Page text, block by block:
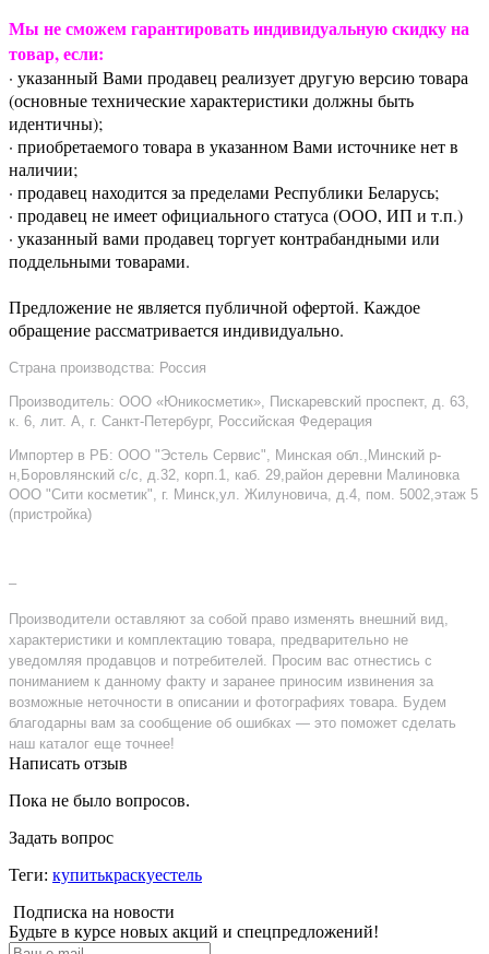
Мы не сможем гарантировать индивидуальную скидку на
товар, если:
· указанный Вами продавец реализует другую версию товара
(основные технические характеристики должны быть
идентичны);
· приобретаемого товара в указанном Вами источнике нет в
наличии;
· продавец находится за пределами Республики Беларусь;
· продавец не имеет официального статуса (ООО, ИП и т.п.)
· указанный вами продавец торгует контрабандными или
поддельными товарами.
Предложение не является публичной офертой. Каждое
обращение рассматривается индивидуально.
Страна производства: Россия
Производитель: ООО «Юникосметик», Пискаревский проспект, д. 63,
к. 6, лит. А, г. Санкт-Петербург, Российская Федерация
Импортер в РБ: ООО "Эстель Сервис", Минская обл.,Минский р-
н,Боровлянский с/с, д.32, корп.1, каб. 29,район деревни Малиновка
ООО "Сити косметик", г. Минск,ул. Жилуновича, д.4, пом. 5002,этаж 5
(пристройка)
–
Производители оставляют за собой право изменять внешний вид,
характеристики и комплектацию товара, предварительно не
уведомляя продавцов и потребителей. Просим вас отнестись с
пониманием к данному факту и заранее приносим извинения за
возможные неточности в описании и фотографиях товара. Будем
благодарны вам за сообщение об ошибках — это поможет сделать
наш каталог еще точнее!
Написать отзыв
Пока не было вопросов.
Задать вопрос
Теги: купитькраскуестель
Подписка на новости
Будьте в курсе новых акций и спецпредложений!